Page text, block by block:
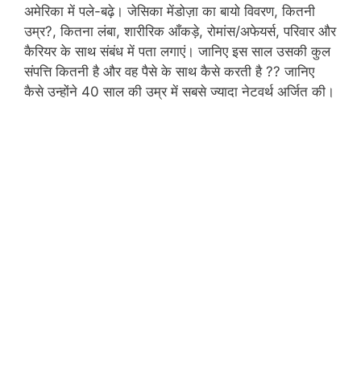
अमेरिका में पले-बढ़े। जेसिका मेंडोज़ा का बायो विवरण, कितनी
उम्र?, कितना लंबा, शारीरिक आँकड़े, रोमांस/अफेयर्स, परिवार और
कैरियर के साथ संबंध में पता लगाएं। जानिए इस साल उसकी कुल
संपत्ति कितनी है और वह पैसे के साथ कैसे करती है ?? जानिए
कैसे उन्होंने 40 साल की उम्र में सबसे ज्यादा नेटवर्थ अर्जित की।